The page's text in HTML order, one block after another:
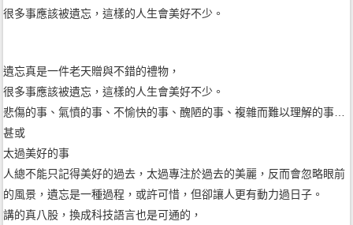
很多事應該被遺忘，這樣的人生會美好不少。
遺忘真是一件老天贈與不錯的禮物，
很多事應該被遺忘，這樣的人生會美好不少。
悲傷的事、氣憤的事、不愉快的事、醜陋的事、複雜而難以理解的事…
甚或
太過美好的事
人總不能只記得美好的過去，太過專注於過去的美麗，反而會忽略眼前
的風景，遺忘是一種過程，或許可惜，但卻讓人更有動力過日子。
講的真八股，換成科技語言也是可通的，